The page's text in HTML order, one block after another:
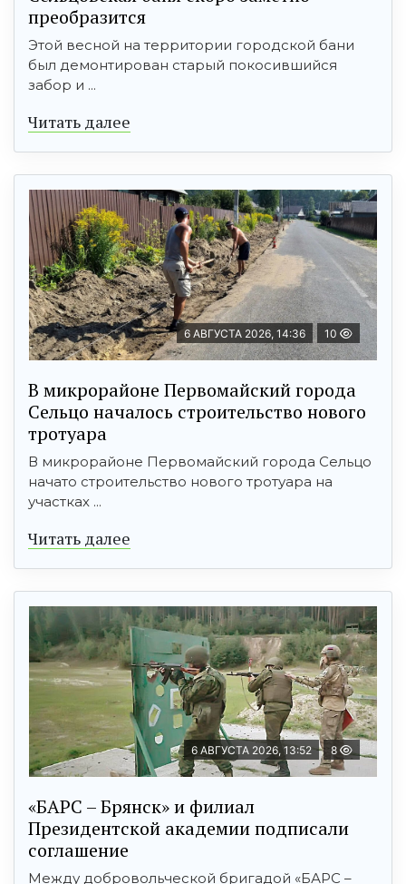
преобразится
Этой весной на территории городской бани
был демонтирован старый покосившийся
забор и ...
Читать далее
6 АВГУСТА 2026, 14:36 10
В микрорайоне Первомайский города
Сельцо началось строительство нового
тротуара
В микрорайоне Первомайский города Сельцо
начато строительство нового тротуара на
участках ...
Читать далее
6 АВГУСТА 2026, 13:52 8
«БАРС – Брянск» и филиал
Президентской академии подписали
соглашение
Между добровольческой бригадой «БАРС –